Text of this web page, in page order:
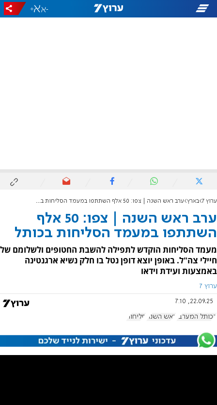
-
+
ערוץ 7 בארץ ערב ראש השנה | צפו: 50 אלף השתתפו במעמד הסליחות בכותל
ערב ראש השנה | צפו: 50 אלף
השתתפו במעמד הסליחות בכותל
מעמד הסליחות הוקדש לתפילה להשבת החטופים ולשלומם של
חיילי צה"ל. באופן יוצא דופן נטל בו חלק נשיא ארגנטינה
באמצעות ועידת וידאו
ערוץ 7
22.09.25, 7:10
הכותל המערבי ראש השנה סליחות